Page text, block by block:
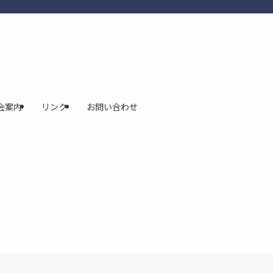
案内 リンク お問い合わせ